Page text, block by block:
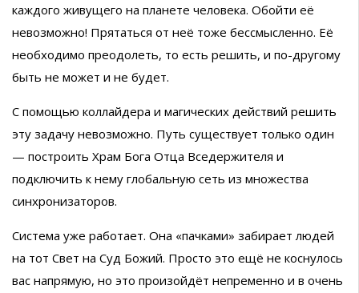
каждого живущего на планете человека. Обойти её
невозможно! Прятаться от неё тоже бессмысленно. Её
необходимо преодолеть, то есть решить, и по-другому
быть не может и не будет.
С помощью коллайдера и магических действий решить
эту задачу невозможно. Путь существует только один
— построить Храм Бога Отца Вседержителя и
подключить к нему глобальную сеть из множества
синхронизаторов.
Система уже работает. Она «пачками» забирает людей
на тот Свет на Суд Божий. Просто это ещё не коснулось
вас напрямую, но это произойдёт непременно и в очень